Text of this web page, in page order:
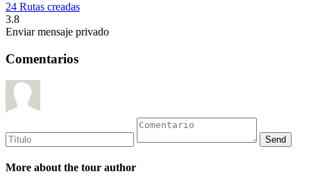
24 Rutas creadas
3.8
Enviar mensaje privado
Comentarios
More about the tour author